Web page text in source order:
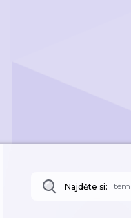
Najděte si: